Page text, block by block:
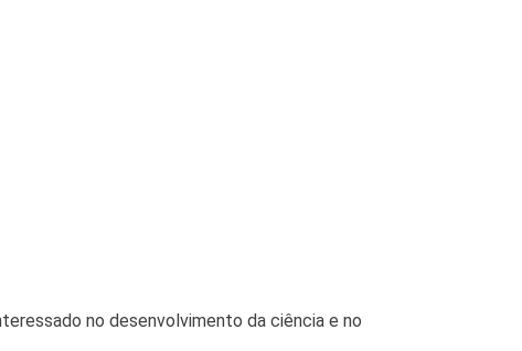
no desenvolvimento da ciência e no